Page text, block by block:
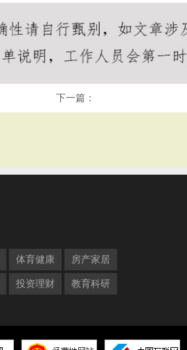
下一篇：
体育健康 房产家居
投资理财 教育科研